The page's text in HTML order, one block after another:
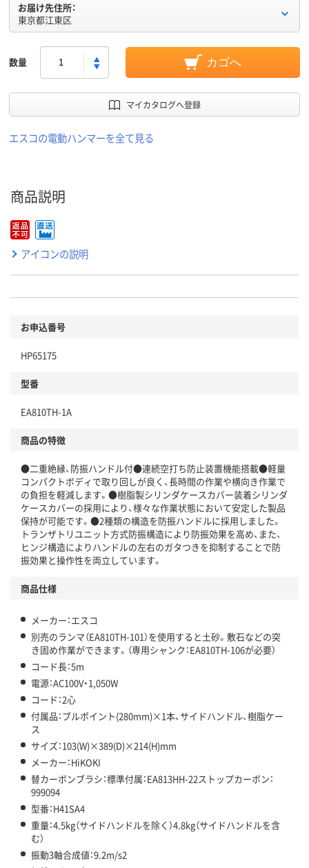
お届け先住所：
東京都江東区
数量 カゴへ
マイカタログへ登録
エスコの電動ハンマーを全て見る
商品説明
アイコンの説明
お申込番号
HP65175
型番
EA810TH-1A
商品の特徴
●二重絶縁、防振ハンドル付●連続空打ち防止装置機能搭載●軽量
コンパクトボディで取り回しが良く、長時間の作業や横向き作業で
の負担を軽減します。●樹脂製シリンダケースカバー装着シリンダ
ケースカバーの採用により、様々な作業状態において安定した製品
保持が可能です。●2種類の構造を防振ハンドルに採用しました。
トランザトリユニット方式防振構造により防振効果を高め、また、
ヒンジ構造によりハンドルの左右のガタつきを抑制することで防
振効果と操作性を両立しています。
商品仕様
メーカー：エスコ
別売のランマ（EA810TH-101）を使用すると土砂。敷石などの突
き固め作業ができます。（専用シャンク：EA810TH-106が必要）
コード長：5m
電源：AC100V・1,050W
コード：2心
付属品：ブルポイント(280mm)×1本、サイドハンドル、樹脂ケー
ス
サイズ：103(W)×389(D)×214(H)mm
メーカー：HiKOKI
替カーボンブラシ：標準付属：EA813HH-22ストップカーボン：
999094
型番：H41SA4
重量：4.5kg（サイドハンドルを除く）4.8kg（サイドハンドルを含
む）
振動3軸合成値：9.2m/s2